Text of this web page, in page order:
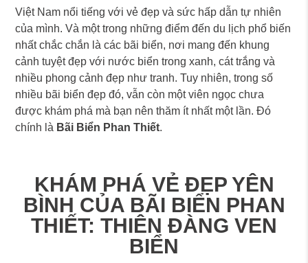
Việt Nam nổi tiếng với vẻ đẹp và sức hấp dẫn tự nhiên
của mình. Và một trong những điểm đến du lịch phổ biến
nhất chắc chắn là các bãi biển, nơi mang đến khung
cảnh tuyệt đẹp với nước biển trong xanh, cát trắng và
nhiều phong cảnh đẹp như tranh. Tuy nhiên, trong số
nhiều bãi biển đẹp đó, vẫn còn một viên ngọc chưa
được khám phá mà bạn nên thăm ít nhất một lần. Đó
chính là Bãi Biển Phan Thiết.
KHÁM PHÁ VẺ ĐẸP YÊN
BÌNH CỦA BÃI BIỂN PHAN
THIẾT: THIÊN ĐÀNG VEN
BIỂN